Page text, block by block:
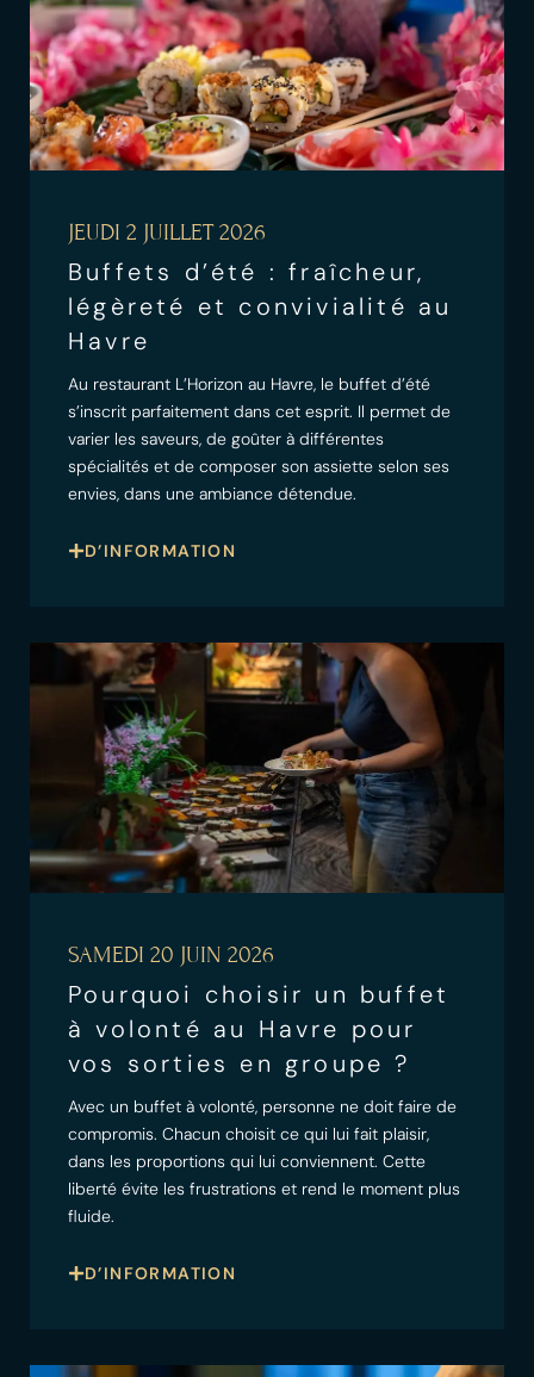
JEUDI 2 JUILLET 2026
Buffets d’été : fraîcheur,
légèreté et convivialité au
Havre
Au restaurant L’Horizon au Havre, le buffet d’été
s’inscrit parfaitement dans cet esprit. Il permet de
varier les saveurs, de goûter à différentes
spécialités et de composer son assiette selon ses
envies, dans une ambiance détendue.
D’INFORMATION
SAMEDI 20 JUIN 2026
Pourquoi choisir un buffet
à volonté au Havre pour
vos sorties en groupe ?
Avec un buffet à volonté, personne ne doit faire de
compromis. Chacun choisit ce qui lui fait plaisir,
dans les proportions qui lui conviennent. Cette
liberté évite les frustrations et rend le moment plus
fluide.
D’INFORMATION